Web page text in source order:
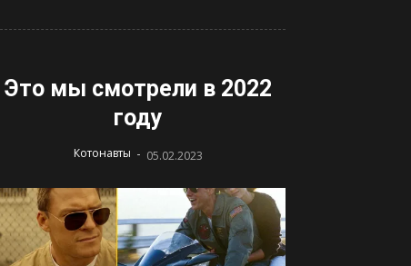
Это мы смотрели в 2022
году
Котонавты - 05.02.2023